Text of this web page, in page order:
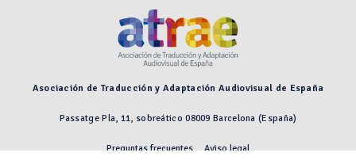
Asociación de Traducción y Adaptación Audiovisual de España
Passatge Pla, 11, sobreático 08009 Barcelona (España)
Preguntas frecuentes Aviso legal